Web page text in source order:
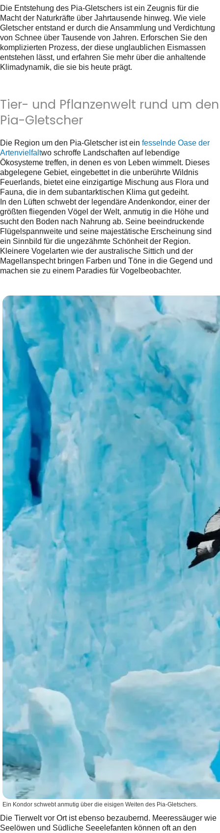
Die Entstehung des Pia-Gletschers ist ein Zeugnis für die
Macht der Naturkräfte über Jahrtausende hinweg. Wie viele
Gletscher entstand er durch die Ansammlung und Verdichtung
von Schnee über Tausende von Jahren. Erforschen Sie den
komplizierten Prozess, der diese unglaublichen Eismassen
entstehen lässt, und erfahren Sie mehr über die anhaltende
Klimadynamik, die sie bis heute prägt.
Tier- und Pflanzenwelt rund um den
Pia-Gletscher
Die Region um den Pia-Gletscher ist ein fesselnde Oase der
Artenvielfaltwo schroffe Landschaften auf lebendige
Ökosysteme treffen, in denen es von Leben wimmelt. Dieses
abgelegene Gebiet, eingebettet in die unberührte Wildnis
Feuerlands, bietet eine einzigartige Mischung aus Flora und
Fauna, die in dem subantarktischen Klima gut gedeiht.
In den Lüften schwebt der legendäre Andenkondor, einer der
größten fliegenden Vögel der Welt, anmutig in die Höhe und
sucht den Boden nach Nahrung ab. Seine beeindruckende
Flügelspannweite und seine majestätische Erscheinung sind
ein Sinnbild für die ungezähmte Schönheit der Region.
Kleinere Vogelarten wie der australische Sittich und der
Magellanspecht bringen Farben und Töne in die Gegend und
machen sie zu einem Paradies für Vogelbeobachter.
Ein Kondor schwebt anmutig über die eisigen Weiten des Pia-Gletschers.
Die Tierwelt vor Ort ist ebenso bezaubernd. Meeressäuger wie
Seelöwen und Südliche Seeelefanten können oft an den